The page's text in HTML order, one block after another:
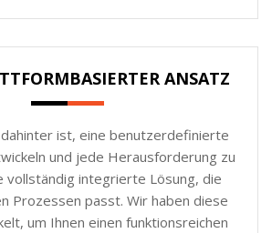
ANSATZ
ist, eine benutzerdefinierte
und jede Herausforderung zu
vollständig integrierte Lösung, die
Prozessen passt. Wir haben diese
um Ihnen einen funktionsreichen